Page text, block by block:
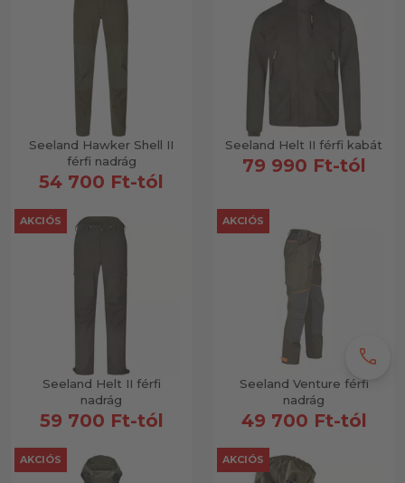
Seeland Hawker Shell II
férfi nadrág
54 700 Ft-tól
Seeland Helt II férfi kabát
79 990 Ft-tól
Seeland Helt II férfi
nadrág
AKCIÓS
59 700 Ft-tól
Seeland Venture férfi
nadrág
AKCIÓS
49 700 Ft-tól
AKCIÓS AKCIÓS
call